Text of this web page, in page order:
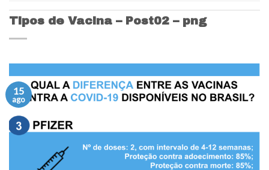
Tipos de Vacina – Post02 – png
15
ago